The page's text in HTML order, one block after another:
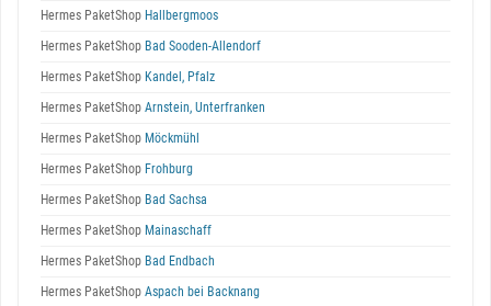
Hermes PaketShop Hallbergmoos
Hermes PaketShop Bad Sooden-Allendorf
Hermes PaketShop Kandel, Pfalz
Hermes PaketShop Arnstein, Unterfranken
Hermes PaketShop Möckmühl
Hermes PaketShop Frohburg
Hermes PaketShop Bad Sachsa
Hermes PaketShop Mainaschaff
Hermes PaketShop Bad Endbach
Hermes PaketShop Aspach bei Backnang